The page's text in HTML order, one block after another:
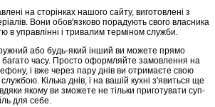
на сторінках нашого сайту, виготовлені з
Вони обов'язково порадують свого власника
в управлінні і тривалим терміном служби.
або будь-який інший ви можете прямо
часу. Просто оформляйте замовлення на
і вже через пару днів ви отримаєте свою
Кілька днів, і на вашій кухні з'явиться ще
якому ви зможете не тільки приготувати суп-
для себе.